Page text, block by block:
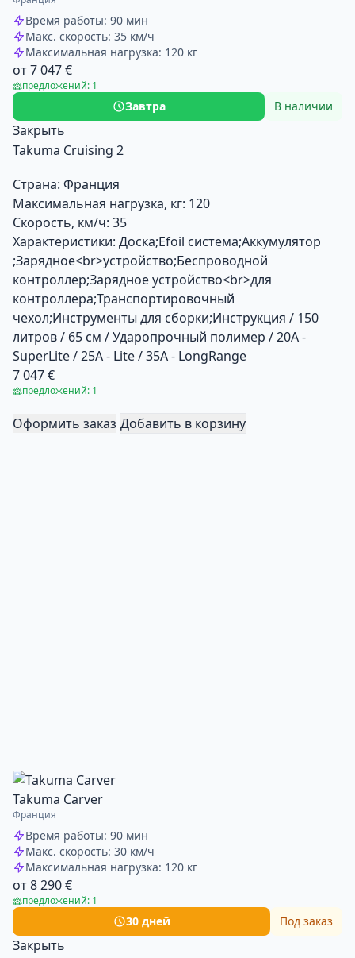
Время работы: 90 мин
Макс. скорость: 35 км/ч
Максимальная нагрузка: 120 кг
от 7 047 €
предложений: 1
Завтра В наличии
Закрыть
Takuma Cruising 2
Страна: Франция
Максимальная нагрузка, кг: 120
Скорость, км/ч: 35
Характеристики: Доска;Efoil система;Аккумулятор
;Зарядное<br>устройство;Беспроводной
контроллер;Зарядное устройство<br>для
контроллера;Транспортировочный
чехол;Инструменты для сборки;Инструкция / 150
литров / 65 см / Ударопрочный полимер / 20A -
SuperLite / 25A - Lite / 35A - LongRange
7 047 €
предложений: 1
Оформить заказ Добавить в корзину
Takuma Carver
Франция
Время работы: 90 мин
Макс. скорость: 30 км/ч
Максимальная нагрузка: 120 кг
от 8 290 €
предложений: 1
30 дней Под заказ
Закрыть